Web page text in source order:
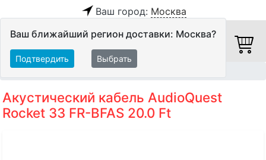
Ваш город: Москва
Ваш ближайший регион доставки: Москва?
Подтвердить Выбрать
Акустический кабель AudioQuest
Rocket 33 FR-BFAS 20.0 Ft